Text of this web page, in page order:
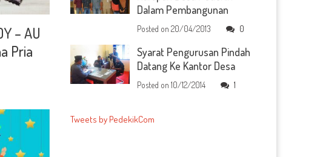
– AU
Pria
Dalam Pembangunan
Posted on20/04/2013 0
Syarat Pengurusan Pindah
Datang Ke Kantor Desa
Posted on10/12/2014 1
Tweets by PedekikCom